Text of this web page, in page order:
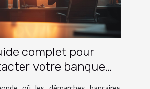
complet pour
votre banque